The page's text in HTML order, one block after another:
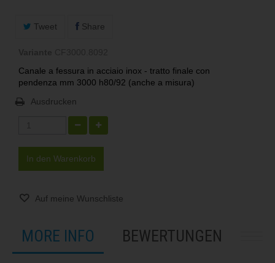
Tweet Share
Canale a fessura in acciaio inox - tratto finale con
pendenza mm 3000 h80/92 (anche a misura)
Ausdrucken
In den Warenkorb
Auf meine Wunschliste
MORE INFO BEWERTUNGEN